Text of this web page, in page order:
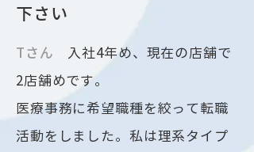
下さい
​Tさん
入社4年め、現在の店舗で
2店舗めです。
医療事務に希望職種を絞って転職
活動をしました。私は理系タイプ